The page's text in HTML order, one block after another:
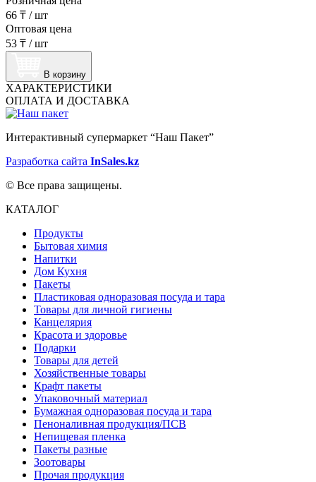
66 ₸ /шт
Оптовая цена
53 ₸ /шт
В корзину
ХАРАКТЕРИСТИКИ
ОПЛАТА И ДОСТАВКА
Интерактивный супермаркет “Наш Пакет”
Разработка сайта InSales.kz
© Все права защищены.
КАТАЛОГ
Продукты
Бытовая химия
Напитки
Дом Кухня
Пакеты
Пластиковая одноразовая посуда и тара
Товары для личной гигиены
Канцелярия
Красота и здоровье
Подарки
Товары для детей
Хозяйственные товары
Крафт пакеты
Упаковочный материал
Бумажная одноразовая посуда и тара
Пеноналивная продукция/ПСВ
Непищевая пленка
Пакеты разные
Зоотовары
Прочая продукция